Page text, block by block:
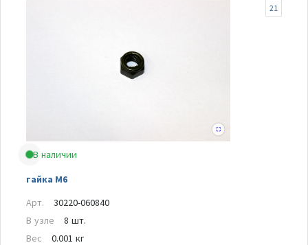
В наличии
гайка М6
21
Арт.
30220-060840
В узле
8 шт.
Вес
0.001 кг